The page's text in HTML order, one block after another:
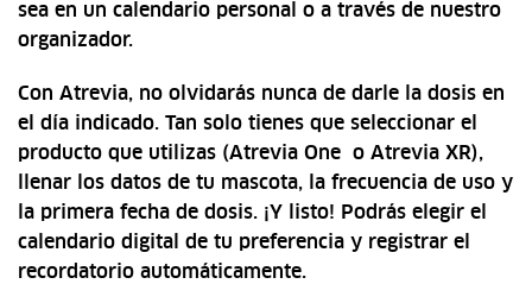
sea en un calendario personal o a través de nuestro
organizador.
Con Atrevia, no olvidarás nunca de darle la dosis en
el día indicado. Tan solo tienes que seleccionar el
producto que utilizas (Atrevia One o Atrevia XR),
llenar los datos de tu mascota, la frecuencia de uso y
la primera fecha de dosis. ¡Y listo! Podrás elegir el
calendario digital de tu preferencia y registrar el
recordatorio automáticamente.